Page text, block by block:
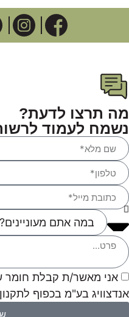
מה תרצו לדעת?
נשמח לעמוד
אני מאשר/ת קבלת חומר
אנדצוויג בע"מ בכפוף לתקנון